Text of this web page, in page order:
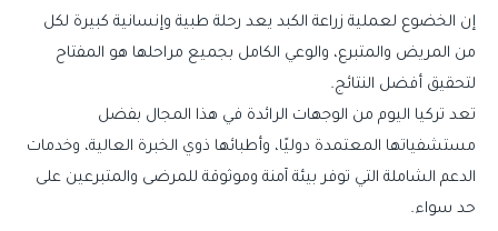
إن الخضوع لعملية زراعة الكبد يعد رحلة طبية وإنسانية كبيرة لكل
من المريض والمتبرع، والوعي الكامل بجميع مراحلها هو المفتاح
لتحقيق أفضل النتائج.
تعد تركيا اليوم من الوجهات الرائدة في هذا المجال بفضل
مستشفياتها المعتمدة دوليًا، وأطبائها ذوي الخبرة العالية، وخدمات
الدعم الشاملة التي توفر بيئة آمنة وموثوقة للمرضى والمتبرعين على
حد سواء.